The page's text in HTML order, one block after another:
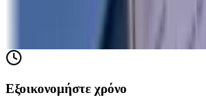
Εξοικονομήστε χρόνο